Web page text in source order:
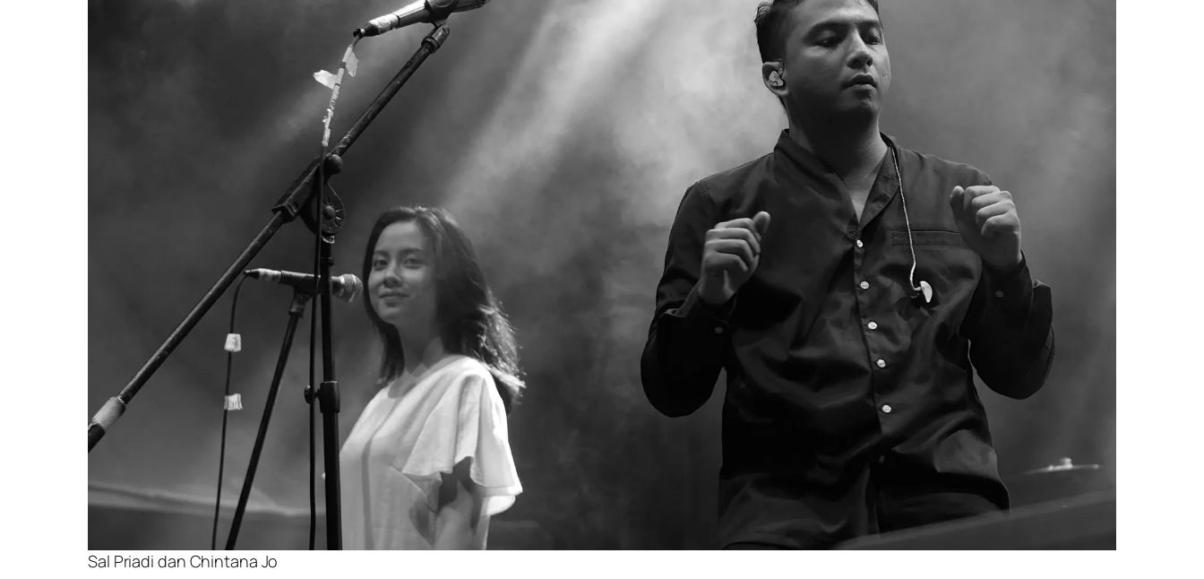
Sal Priadi dan Chintana Jo